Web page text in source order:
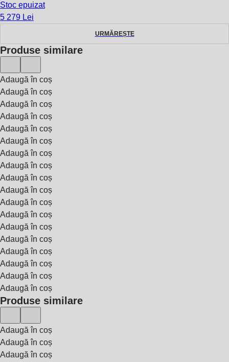
Stoc epuizat
5 279 Lei
URMĂREȘTE
Produse similare
Adaugă în coș
Adaugă în coș
Adaugă în coș
Adaugă în coș
Adaugă în coș
Adaugă în coș
Adaugă în coș
Adaugă în coș
Adaugă în coș
Adaugă în coș
Adaugă în coș
Adaugă în coș
Adaugă în coș
Adaugă în coș
Adaugă în coș
Adaugă în coș
Adaugă în coș
Adaugă în coș
Produse similare
Adaugă în coș
Adaugă în coș
Adaugă în coș